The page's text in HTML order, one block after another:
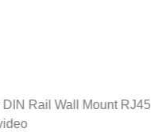
Rail Wall Mount RJ45